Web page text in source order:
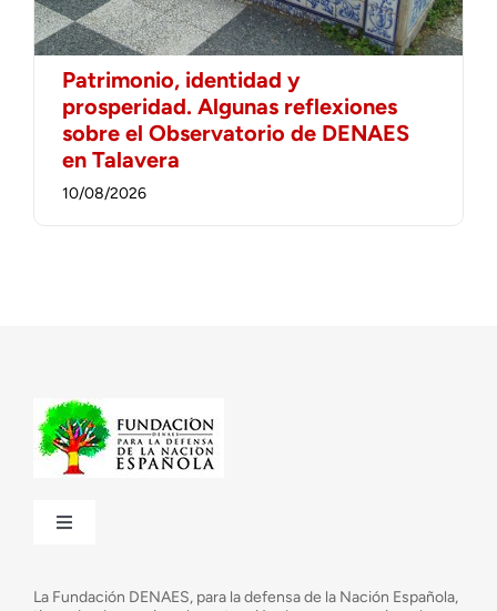
Patrimonio, identidad y
prosperidad. Algunas reflexiones
sobre el Observatorio de DENAES
en Talavera
10/08/2026
Toggle
La Fundación DENAES, para la defensa de la Nación Española,